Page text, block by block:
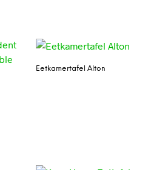
Eetkamertafel Alton